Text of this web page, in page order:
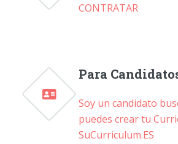
CONTRATAR
Para
Soy un candidato
puedes crear tu
SuCurriculum.ES